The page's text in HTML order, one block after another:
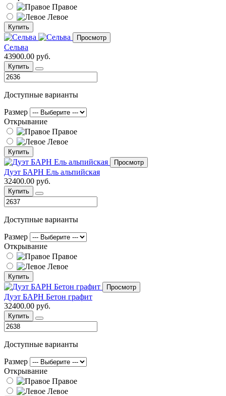
Правое
Левое
Купить
Просмотр
Сельва
43900.00 руб.
Купить
Доступные варианты
Размер
Открывание
Правое
Левое
Купить
Просмотр
Дуэт БАРН Ель альпийская
32400.00 руб.
Купить
Доступные варианты
Размер
Открывание
Правое
Левое
Купить
Просмотр
Дуэт БАРН Бетон графит
32400.00 руб.
Купить
Доступные варианты
Размер
Открывание
Правое
Левое